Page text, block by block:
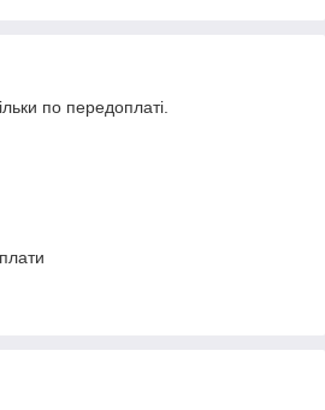
по передоплаті.